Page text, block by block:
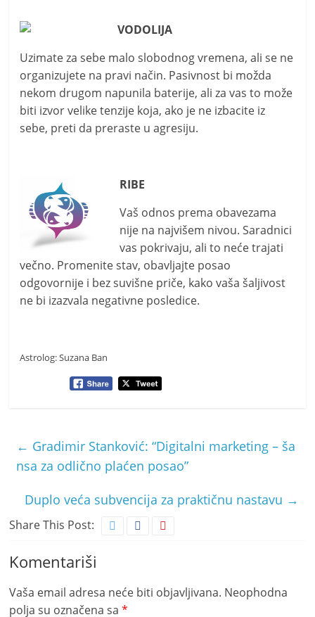
VODOLIJA
Uzimate za sebe malo slobodnog vremena, ali se ne
organizujete na pravi način. Pasivnost bi možda
nekom drugom napunila baterije, ali za vas to može
biti izvor velike tenzije koja, ako je ne izbacite iz
sebe, preti da preraste u agresiju.
RIBE
Vaš odnos prema obavezama
nije na najvišem nivou. Saradnici
vas pokrivaju, ali to neće trajati
večno. Promenite stav, obavljajte posao
odgovornije i bez suvišne priče, kako vaša šaljivost
ne bi izazvala negativne posledice.
Astrolog: Suzana Ban
← Gradimir Stanković: “Digitalni marketing – ša
nsa za odlično plaćen posao”
Duplo veća subvencija za praktičnu nastavu →
Share This Post:
Komentariši
Vaša email adresa neće biti objavljivana. Neophodna
polja su označena sa*